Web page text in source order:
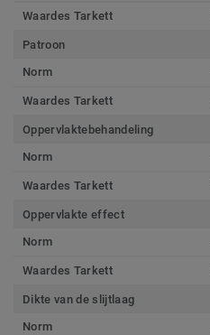
Waardes Tarkett
Patroon
Norm
Waardes Tarkett
Oppervlaktebehandeling
Norm
Waardes Tarkett
Oppervlakte effect
Norm
Waardes Tarkett
Dikte van de slijtlaag
Norm